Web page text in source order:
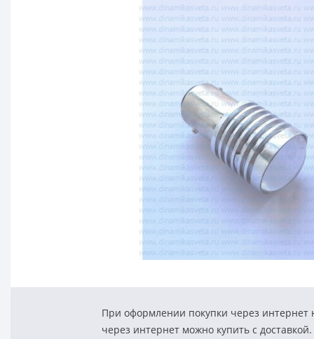
При оформлении покупки через интернет
через интернет можно купить с